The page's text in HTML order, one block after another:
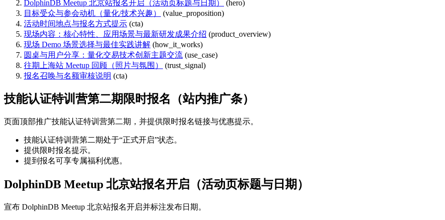
DolphinDB Meetup 北京站报名开启（活动页标题与日期）
(hero)
目标受众与参会动机（量化/技术兴趣）
(value_proposition)
活动时间地点与报名方式提示 (cta)
现场内容：核心特性、应用场景与最新研发成果介绍 (product_overview)
现场 Demo 场景选择与最佳实践讲解 (how_it_works)
圆桌与用户分享：量化交易技术创新主题交流 (use_case)
往期上海站 Meetup 回顾（照片与氛围）
(trust_signal)
报名召唤与名额审核说明 (cta)
技能认证特训营第二期限时报名（站内推广条）
页面顶部推广技能认证特训营第二期，并提供限时报名链接与优惠提示。
技能认证特训营第二期处于“正式开启”状态。
提供限时报名提示。
提到报名可享专属福利优惠。
DolphinDB Meetup 北京站报名开启（活动页标题与日期）
宣布 DolphinDB Meetup 北京站报名开启并标注发布日期。